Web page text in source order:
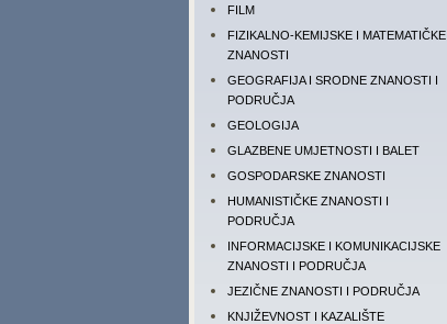
FILM
FIZIKALNO-KEMIJSKE I MATEMATIČKE
ZNANOSTI
GEOGRAFIJA I SRODNE ZNANOSTI I
PODRUČJA
GEOLOGIJA
GLAZBENE UMJETNOSTI I BALET
GOSPODARSKE ZNANOSTI
HUMANISTIČKE ZNANOSTI I
PODRUČJA
INFORMACIJSKE I KOMUNIKACIJSKE
ZNANOSTI I PODRUČJA
JEZIČNE ZNANOSTI I PODRUČJA
KNJIŽEVNOST I KAZALIŠTE